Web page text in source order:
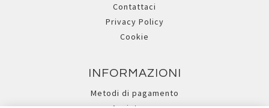
Contattaci
Privacy Policy
Cookie
INFORMAZIONI
Metodi di pagamento